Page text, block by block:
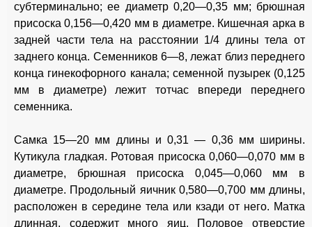
субтерминально; ее диаметр 0,20—0,35 мм; брюшная
присоска 0,156—0,420 мм в диаметре. Кишечная арка в
задней части тела на расстоянии 1/4 длины тела от
заднего конца. Семенников 6—8, лежат близ переднего
конца гинекофорного канала; семенной пузырек (0,125
мм в диаметре) лежит тотчас впереди переднего
семенника.
Самка 15—20 мм длины и 0,31 — 0,36 мм ширины.
Кутикула гладкая. Ротовая присоска 0,060—0,070 мм в
диаметре, брюшная присоска 0,045—0,060 мм в
диаметре. Продольный яичник 0,580—0,700 мм длины,
расположен в середине тела или кзади от него. Матка
длинная, содержит много яиц. Половое отверстие